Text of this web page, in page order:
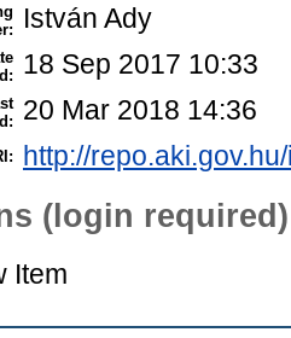
István Ady
18 Sep 2017 10:33
20 Mar 2018 14:36
http://
(login required)
Item